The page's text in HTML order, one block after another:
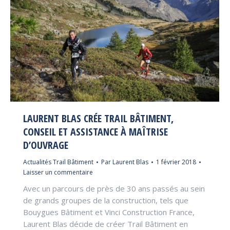
LAURENT BLAS CRÉE TRAIL BÂTIMENT,
CONSEIL ET ASSISTANCE À MAÎTRISE
D’OUVRAGE
Actualités Trail Bâtiment Par Laurent Blas
1 février 2018
Laisser un commentaire
Avec un parcours de près de 30 ans passés au sein
de grands groupes de la construction, tels que
Bouygues Bâtiment et Vinci Construction France,
Laurent Blas décide de créer Trail Bâtiment en